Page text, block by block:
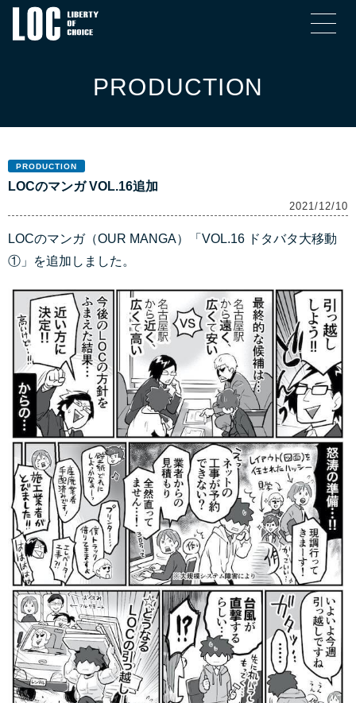
PRODUCTION
PRODUCTION
LOCのマンガ VOL.16追加
2021/12/10
LOCのマンガ（OUR MANGA）「VOL.16 ドタバタ大移動
①」を追加しました。